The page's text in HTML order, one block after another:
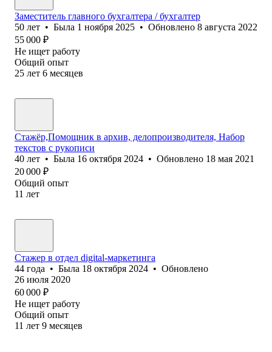
Заместитель главного бухгалтера / бухгалтер
50 лет • Была 1 ноября 2025 • Обновлено 8 августа 2022
55 000 ₽
Не ищет работу
Общий опыт
25 лет 6 месяцев
Стажёр,Помощник в архив, делопроизводителя, Набор
текстов с рукописи
40 лет • Была 16 октября 2024 • Обновлено 18 мая 2021
20 000 ₽
Общий опыт
11 лет
Стажер в отдел digital-маркетинга
44 года • Была 18 октября 2024 • Обновлено
26 июля 2020
60 000 ₽
Не ищет работу
Общий опыт
11 лет 9 месяцев